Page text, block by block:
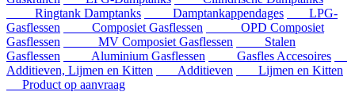
Ringtank Damptanks
Damptankappendages
LPG-
Gasflessen
Composiet Gasflessen
OPD Composiet
Gasflessen
MV Composiet Gasflessen
Stalen
Gasflessen
Aluminium Gasflessen
Gasfles Accesoires
Additieven, Lijmen en Kitten
Additieven
Lijmen en Kitten
Product op aanvraag